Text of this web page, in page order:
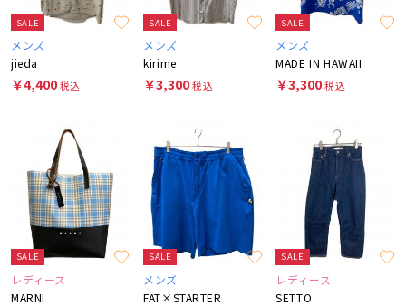
SALE
メンズ
jieda
￥4,400税込
SALE
メンズ
kirime
￥3,300税込
SALE
メンズ
MADE IN HAWAII
￥3,300税込
SALE
レディース
MARNI
SALE
メンズ
FAT×STARTER
SALE
レディース
SETTO